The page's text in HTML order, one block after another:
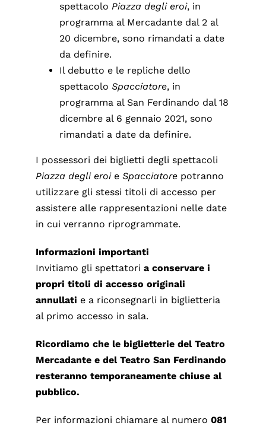
spettacolo Piazza degli eroi, in
programma al Mercadante dal 2 al
20 dicembre, sono rimandati a date
da definire.
Il debutto e le repliche dello
spettacolo Spacciatore, in
programma al San Ferdinando dal 18
dicembre al 6 gennaio 2021, sono
rimandati a date da definire.
I possessori dei biglietti degli spettacoli
Piazza degli eroie Spacciatore potranno
utilizzare gli stessi titoli di accesso per
assistere alle rappresentazioni nelle date
in cui verranno riprogrammate.
Informazioni importanti
Invitiamo gli spettatori a conservare i
propri titoli di accesso originali
annullati e a riconsegnarli in biglietteria
al primo accesso in sala.
Ricordiamo che le biglietterie del Teatro
Mercadante e del Teatro San Ferdinando
resteranno temporaneamente chiuse al
pubblico.
Per informazioni chiamare al numero 081